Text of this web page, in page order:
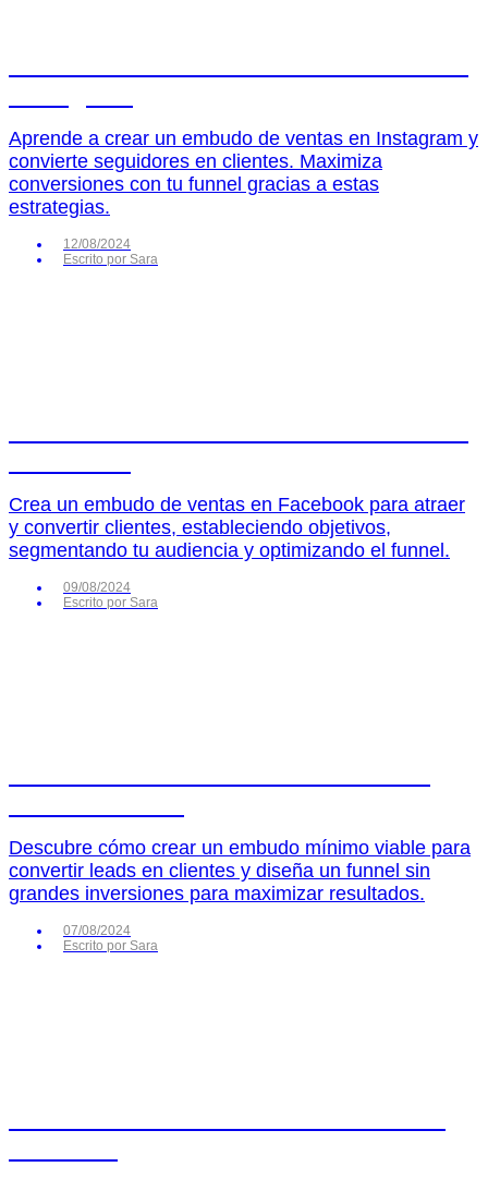
Aprende a crear un embudo de ventas en Instagram y
convierte seguidores en clientes. Maximiza
conversiones con tu funnel gracias a estas
estrategias.
12/08/2024
Escrito por Sara
Crea un embudo de ventas en Facebook para atraer
y convertir clientes, estableciendo objetivos,
segmentando tu audiencia y optimizando el funnel.
09/08/2024
Escrito por Sara
Descubre cómo crear un embudo mínimo viable para
convertir leads en clientes y diseña un funnel sin
grandes inversiones para maximizar resultados.
07/08/2024
Escrito por Sara